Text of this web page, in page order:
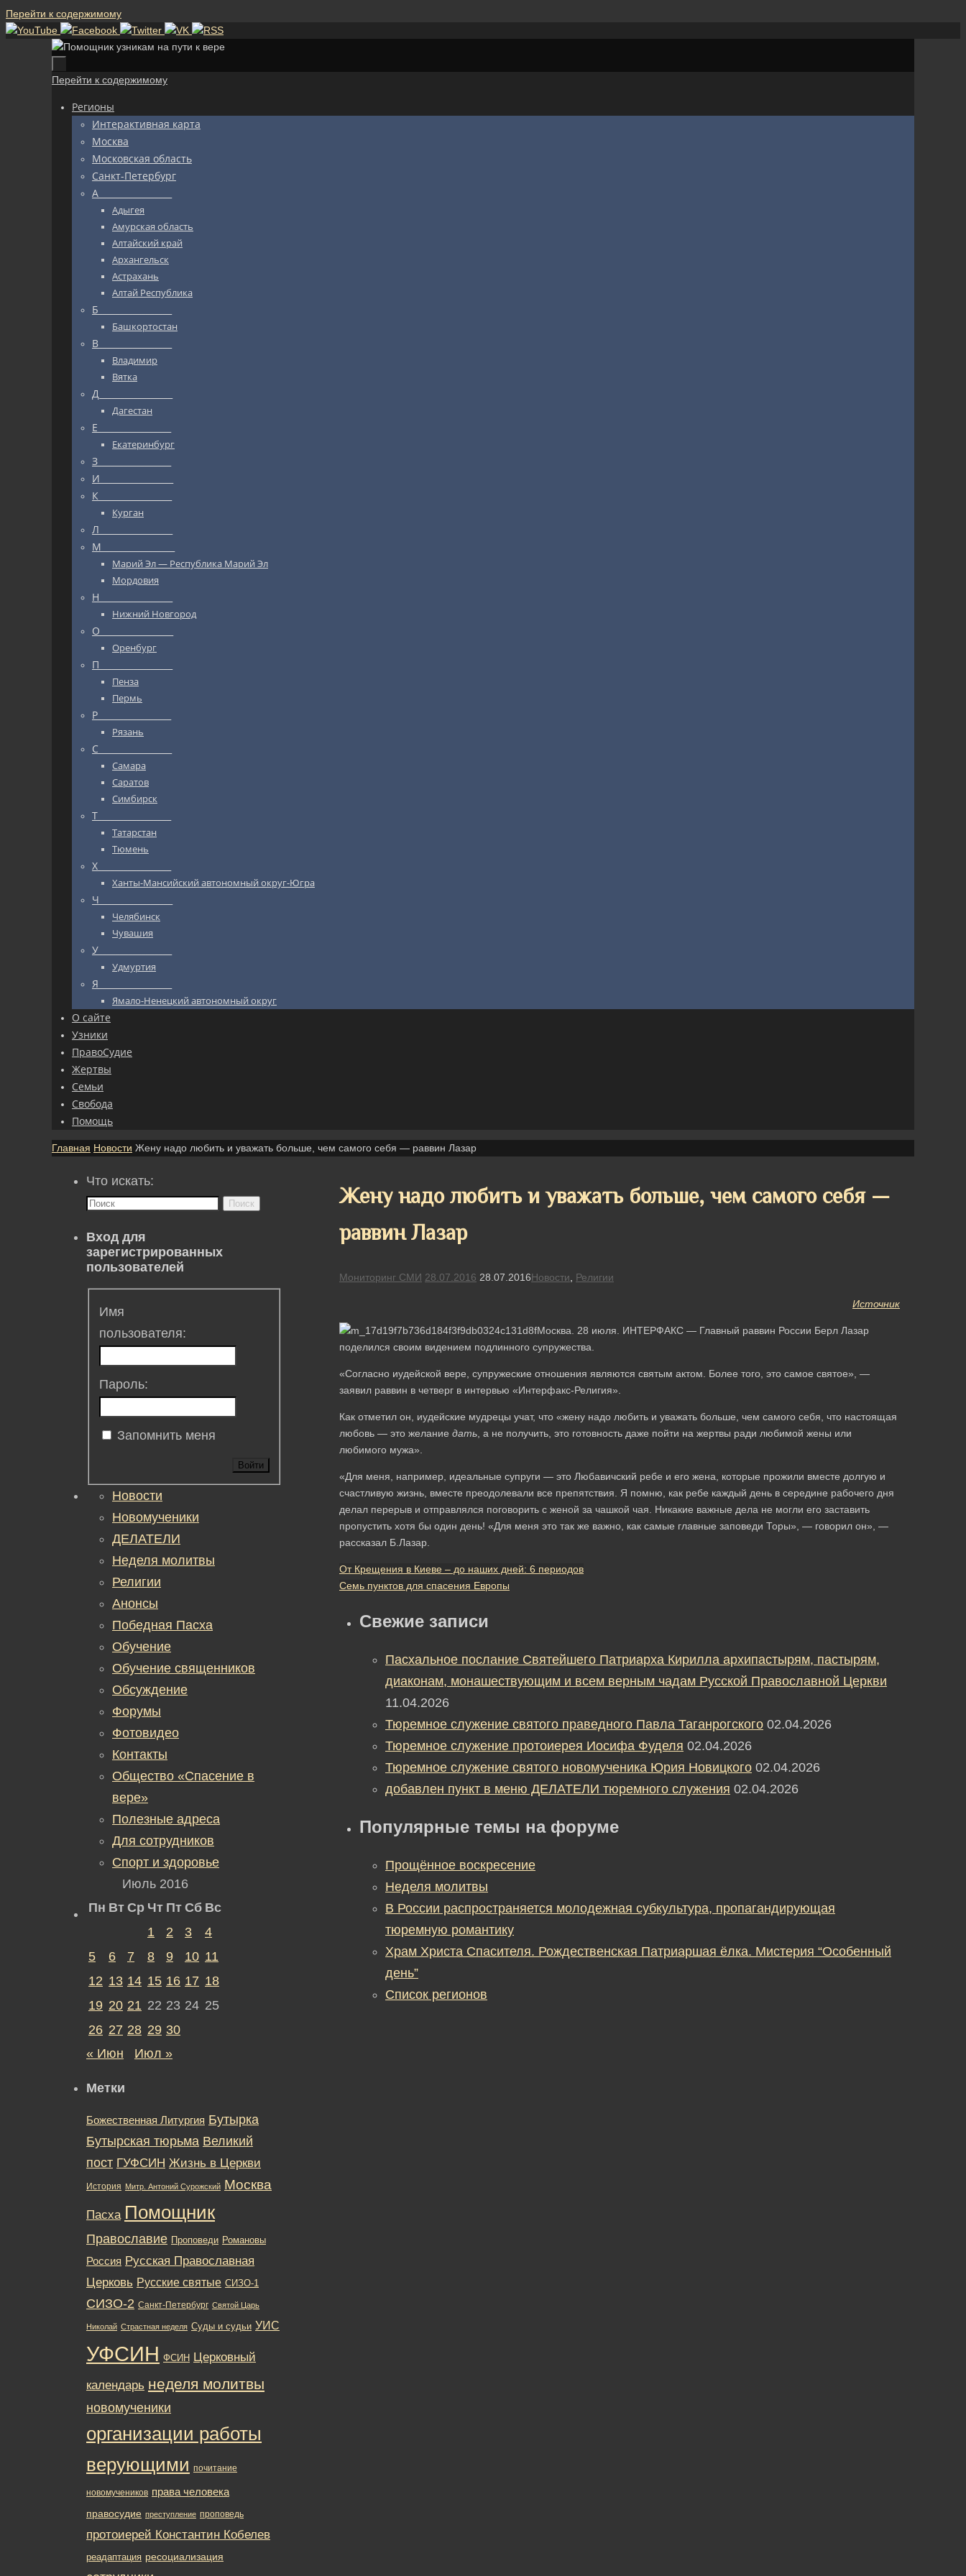
Перейти к содержимому
Перейти к содержимому
Регионы
Интерактивная карта
Москва
Московская область
Санкт-Петербург
А_________________
Адыгея
Амурская область
Алтайский край
Архангельск
Астрахань
Алтай Республика
Б_________________
Башкортостан
В_________________
Владимир
Вятка
Д_________________
Дагестан
Е_________________
Екатеринбург
З_________________
И_________________
К_________________
Курган
Л_________________
М_________________
Марий Эл — Республика Марий Эл
Мордовия
Н_________________
Нижний Новгород
О_________________
Оренбург
П_________________
Пенза
Пермь
Р_________________
Рязань
С_________________
Самара
Саратов
Симбирск
Т_________________
Татарстан
Тюмень
Х_________________
Ханты-Мансийский автономный округ-Югра
Ч_________________
Челябинск
Чувашия
У_________________
Удмуртия
Я_________________
Ямало-Ненецкий автономный округ
О сайте
Узники
ПравоСудие
Жертвы
Семьи
Свобода
Помощь
Главная Новости Жену надо любить и уважать больше, чем самого себя — раввин Лазар
Жену надо любить и уважать больше, чем самого себя —
раввин Лазар
Мониторинг СМИ 28.07.2016 28.07.2016Новости Религии
Источник
Москва. 28 июля. ИНТЕРФАКС — Главный раввин России Берл Лазар
поделился своим видением подлинного супружества.
«Согласно иудейской вере, супружеские отношения являются святым актом. Более того, это самое святое», —
заявил раввин в четверг в интервью «Интерфакс-Религия».
Как отметил он, иудейские мудрецы учат, что «жену надо любить и уважать больше, чем самого себя, что настоящая
любовь — это желание дать , а не получить, это готовность даже пойти на жертвы ради любимой жены или
любимого мужа».
«Для меня, например, идеальные супруги — это Любавичский ребе и его жена, которые прожили вместе долгую и
счастливую жизнь, вместе преодолевали все препятствия. Я помню, как ребе каждый день в середине рабочего дня
делал перерыв и отправлялся поговорить с женой за чашкой чая. Никакие важные дела не могли его заставить
пропустить хотя бы один день! «Для меня это так же важно, как самые главные заповеди Торы», — говорил он», —
рассказал Б.Лазар.
От Крещения в Киеве – до наших дней: 6 периодов
Семь пунктов для спасения Европы
Свежие записи
Пасхальное послание Святейшего Патриарха Кирилла архипастырям, пастырям,
диаконам, монашествующим и всем верным чадам Русской Православной Церкви
11.04.2026
Тюремное служение святого праведного Павла Таганрогского 02.04.2026
Тюремное служение протоиерея Иосифа Фуделя 02.04.2026
Тюремное служение святого новомученика Юрия Новицкого 02.04.2026
добавлен пункт в меню ДЕЛАТЕЛИ тюремного служения 02.04.2026
Популярные темы на форуме
Прощённое воскресение
Неделя молитвы
В России распространяется молодежная субкультура, пропагандирующая
тюремную романтику
Храм Христа Спасителя. Рождественская Патриаршая ёлка. Мистерия “Особенный
день”
Список регионов
Что искать:
Поиск
Вход для
зарегистрированных
пользователей
Имя
пользователя:
Пароль:
Запомнить меня
Войти
Новости
Новомученики
ДЕЛАТЕЛИ
Неделя молитвы
Религии
Анонсы
Победная Пасха
Обучение
Обучение священников
Обсуждение
Форумы
Фотовидео
Контакты
Общество «Спасение в
вере»
Полезные адреса
Для сотрудников
Спорт и здоровье
Июль 2016
Пн Вт Ср Чт Пт Сб Вс
1
2 3
4
5
6 7 8 9 10 11
12 13 14 15 16 17 18
19 20 21 22 23 24 25
26 27 28 29 30
« Июн
Июл »
Метки
Божественная Литургия Бутырка
Бутырская тюрьма Великий
пост ГУФСИН Жизнь в Церкви
История Митр. Антоний Сурожский Москва
Пасха Помощник
Православие Проповеди Романовы
Россия Русская Православная
Церковь Русские святые СИЗО-1
СИЗО-2 Санкт-Петербург Святой Царь
Николай Страстная неделя Суды и судьи УИС
УФСИН ФСИН Церковный
календарь неделя молитвы
новомученики
организации работы
верующими почитание
новомучеников права человека
правосудие преступление проповедь
протоиерей Константин Кобелев
реадаптация ресоциализация